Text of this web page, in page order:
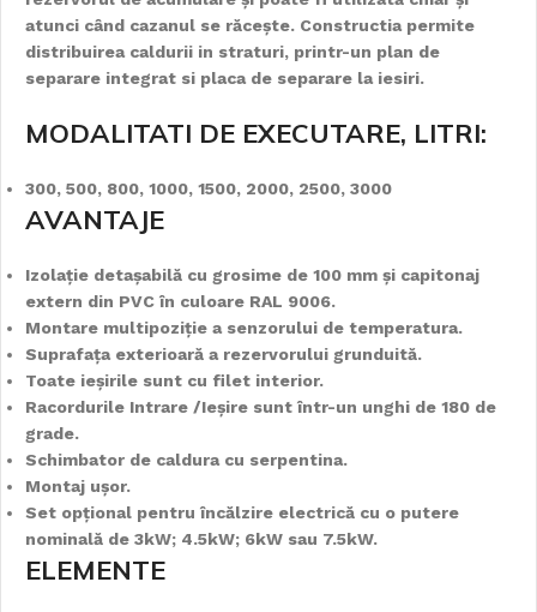
atunci când cazanul se răcește. Constructia permite
distribuirea caldurii in straturi, printr-un plan de
separare integrat si placa de separare la iesiri.
MODALITATI DE EXECUTARE, LITRI:
300, 500, 800, 1000, 1500, 2000, 2500, 3000
AVANTAJE
Izolație detașabilă cu grosime de 100 mm și capitonaj
extern din PVC în culoare RAL 9006.
Montare multipoziție a senzorului de temperatura.
Suprafața exterioară a rezervorului grunduită.
Toate ieșirile sunt cu filet interior.
Racordurile Intrare /Ieșire sunt într-un unghi de 180 de
grade.
Schimbator de caldura cu serpentina.
Montaj ușor.
Set opțional pentru încălzire electrică cu o putere
nominală de 3kW; 4.5kW; 6kW sau 7.5kW.
ELEMENTE